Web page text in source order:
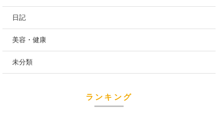
日記
美容・健康
未分類
ランキング